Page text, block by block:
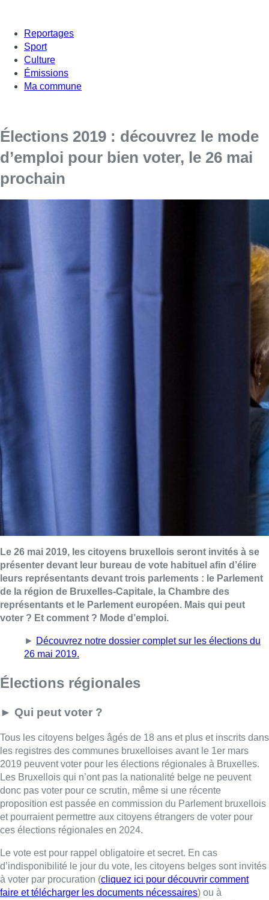
Reportages
Sport
Culture
Émissions
Ma commune
Élections 2019 : découvrez le mode
d’emploi pour bien voter, le 26 mai
prochain
Le 26 mai 2019, les citoyens bruxellois seront invités à se
présenter devant leur bureau de vote habituel afin d’élire
leurs représentants devant trois parlements : le Parlement
de la région de Bruxelles-Capitale, la Chambre des
représentants et le Parlement européen. Mais qui peut
voter ? Et comment ? Mode d’emploi.
► Découvrez notre dossier complet sur les élections du
26 mai 2019.
Élections régionales
► Qui peut voter ?
Tous les citoyens belges âgés de 18 ans et plus et inscrits dans
les registres des communes bruxelloises avant le 1er mars
2019 peuvent voter pour les élections régionales à Bruxelles.
Les Bruxellois qui n’ont pas la nationalité belge ne peuvent
donc pas voter pour ce scrutin, même si une récente
proposition est passée en commission du Parlement bruxellois
et pourraient permettre aux citoyens étrangers de voter pour
ces élections régionales en 2024.
Le vote est pour rappel obligatoire et secret. En cas
d’indisponibilité le jour du vote, les citoyens belges sont invités
à voter par procuration (cliquez ici pour découvrir comment
faire et télécharger les documents nécessaires) ou à